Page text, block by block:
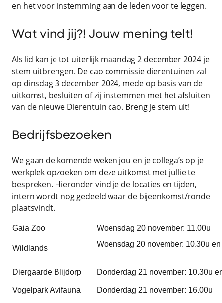
en het voor instemming aan de leden voor te leggen.
Wat vind jij?! Jouw mening telt!
Als lid kan je tot uiterlijk maandag 2 december 2024 je
stem uitbrengen. De cao commissie dierentuinen zal
op dinsdag 3 december 2024, mede op basis van de
uitkomst, besluiten of zij instemmen met het afsluiten
van de nieuwe Dierentuin cao. Breng je stem uit!
Bedrijfsbezoeken
We gaan de komende weken jou en je collega’s op je
werkplek opzoeken om deze uitkomst met jullie te
bespreken. Hieronder vind je de locaties en tijden,
intern wordt nog gedeeld waar de bijeenkomst/ronde
plaatsvindt.
Gaia Zoo Woensdag 20 november: 11.00u
Wildlands Woensdag 20 november: 10.30u
Diergaarde Blijdorp Donderdag 21 november: 10.30u
Vogelpark Avifauna Donderdag 21 november: 16.00u